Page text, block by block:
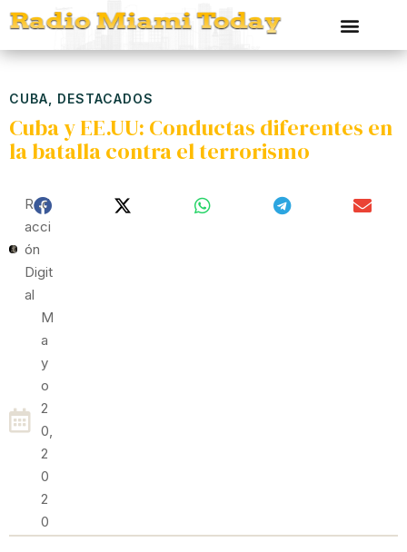
CUBA DESTACADOS
Cuba y EE.UU: Conductas diferentes en
la batalla contra el terrorismo
Red
Acci
Ón
Digit
Al
M
A
Y
O
2
0,
2
0
2
0